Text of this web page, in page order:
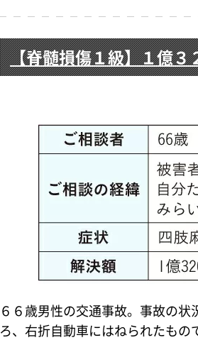
【脊髄損傷１級】１億３
６６歳男性の交通事故。事故の
ろ、右折自動車にはねられたもの